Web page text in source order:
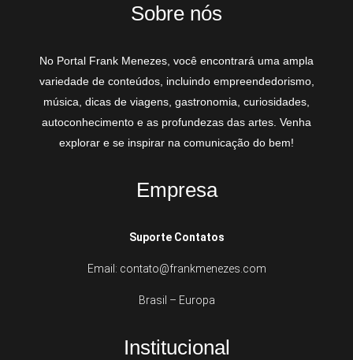
Sobre nós
No Portal Frank Menezes, você encontrará uma ampla
variedade de conteúdos, incluindo empreendedorismo,
música, dicas de viagens, gastronomia, curiosidades,
autoconhecimento e as profundezas das artes. Venha
explorar e se inspirar na comunicação do bem!
Empresa
Suporte Contatos
Email: contato@frankmenezes.com
Brasil – Europa
Institucional